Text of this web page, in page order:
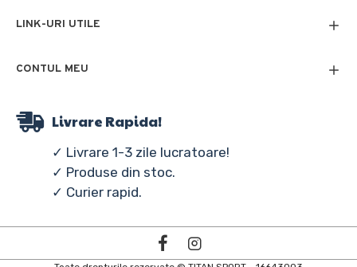
LINK-URI UTILE
CONTUL MEU
Livrare Rapida!
✓ Livrare 1-3 zile lucratoare!
✓ Produse din stoc.
✓ Curier rapid.